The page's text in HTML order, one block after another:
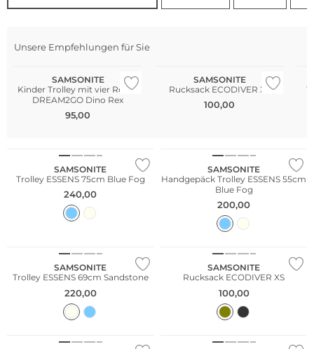
Unsere Empfehlungen für Sie
NEU
SAMSONITE
Kinder Trolley mit vier Rollen
DREAM2GO Dino Rex
95,00
SAMSONITE
Rucksack ECODIVER XS
100,00
SAMSONITE
Trolley ESSENS 75cm Blue Fog
240,00
SAMSONITE
Handgepäck Trolley ESSENS 55cm
Blue Fog
200,00
SAMSONITE
Trolley ESSENS 69cm Sandstone
220,00
SAMSONITE
Rucksack ECODIVER XS
100,00